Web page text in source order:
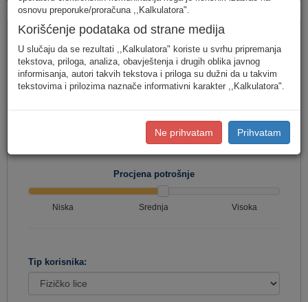
Fiksna telefonija
Jednostavan unos
(Za jednostavan unos raspodjela
korisnika u Crnoj Gori.)
(Za definisanje raspodjele saobraćaja prema
konkretnim destinacijama, koristite detaljan unos potrošnje.)
Procjena potrošnje
Niska Srednja Visoka
Tip korisnika:
osnovu preporuke/proračuna ,,Kalkulatora".
Korišćenje podataka od strane medija
U slučaju da se rezultati ,,Kalkulatora" koriste u svrhu pripremanja
tekstova, priloga, analiza, obavještenja i drugih oblika javnog
informisanja, autori takvih tekstova i priloga su dužni da u takvim
tekstovima i prilozima naznače informativni karakter ,,Kalkulatora".
Ne prihvatam Prihvatam